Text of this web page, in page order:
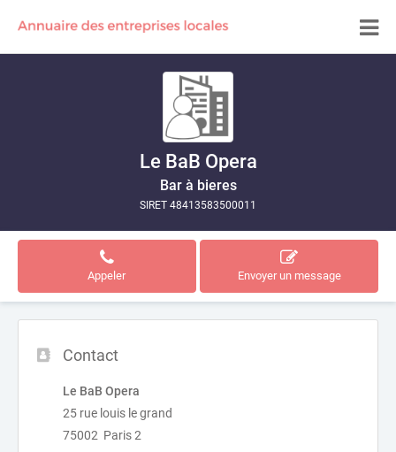
Le BaB Opera
Bar à bieres
SIRET 48413583500011
Appeler Envoyer un message
Contact
Le BaB Opera
25 rue louis le grand
75002 Paris 2